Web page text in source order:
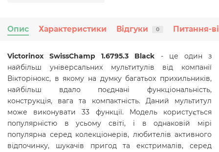
Опис Характеристики Відгуки 0 Питання-
Victorinox SwissChamp 1.6795.3 Black - це один з
найбільш універсальних мультитулів від компанії
Вікторінокс, в якому на думку багатьох прихильників,
найбільш вдало поєднані функціональність,
конструкція, вага та компактність. Даний мультитул
може виконувати 33 функції. Модель користується
популярністю в усьому світі, і в однаковій мірі
популярна серед колекціонерів, любителів активного
відпочинку, шукачів пригод та екстрималів, серед